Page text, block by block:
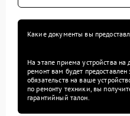
Какие документы вы
На этапе приема устройства
ремонт вам будет
обязательств на ваше
по ремонту техники, вы
гарантийный талон.